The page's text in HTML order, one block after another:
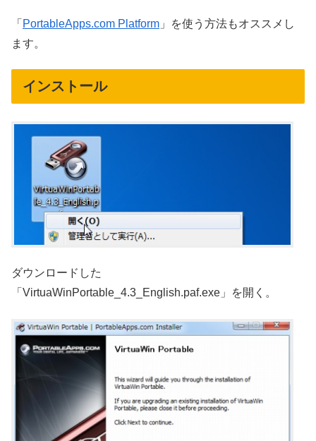
「 PortableApps.com Platform 」を使う方法もオススメし
ます。
インストール
ダウンロードした
「VirtuaWinPortable_4.3_English.paf.exe」を開く。